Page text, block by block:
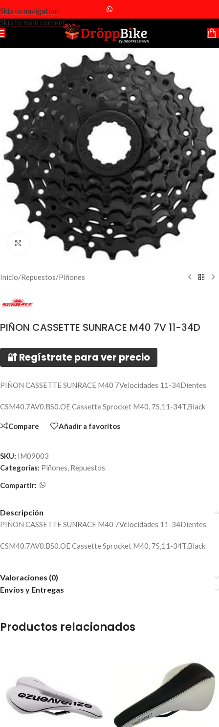
Skip to navigation
Skip to main content
Click to enlarge
Inicio/Repuestos/Piñones
PIÑON CASSETTE SUNRACE M40 7V 11-34D
🔐 Regístrate para ver precio
PIÑON CASSETTE SUNRACE M40 7Velocidades 11-34Dientes
CSM40.7AV0.BS0.OE Cassette Sprocket M40, 7S,11-34T,Black
Compare Añadir a favoritos
SKU: IM09003
Categorías: Piñones, Repuestos
Compartir:
Descripción
PIÑON CASSETTE SUNRACE M40 7Velocidades 11-34Dientes
CSM40.7AV0.BS0.OE Cassette Sprocket M40, 7S,11-34T,Black
Valoraciones (0)
Envíos y Entregas
Productos relacionados